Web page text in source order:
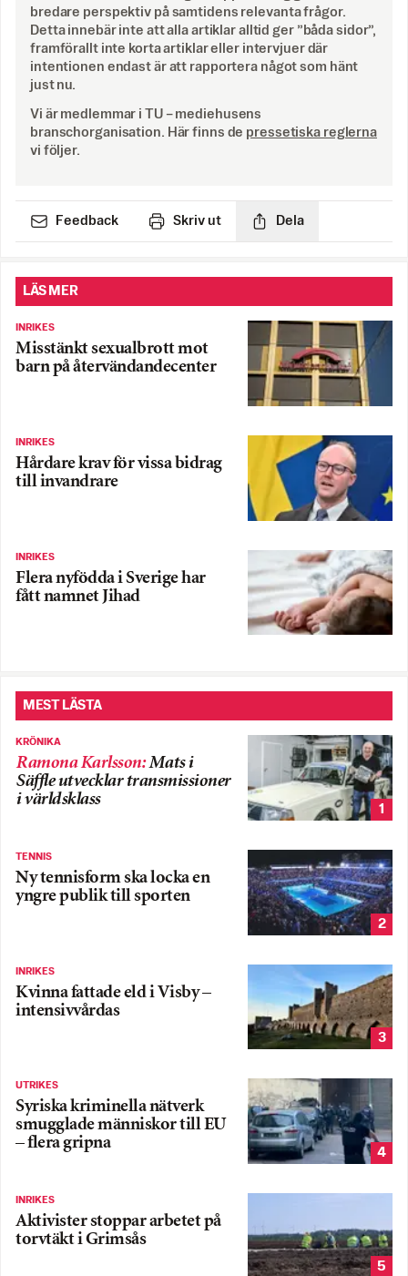
bredare perspektiv på samtidens relevanta frågor.
Detta innebär inte att alla artiklar alltid ger ”båda sidor”,
framförallt inte korta artiklar eller intervjuer där
intentionen endast är att rapportera något som hänt
just nu.
Vi är medlemmar i TU – mediehusens
branschorganisation. Här finns de pressetiska reglerna
vi följer.
Feedback Skriv ut Dela
LÄS MER
INRIKES
Misstänkt sexualbrott mot
barn på återvändandecenter
INRIKES
Hårdare krav för vissa bidrag
till invandrare
INRIKES
Flera nyfödda i Sverige har
fått namnet Jihad
MEST LÄSTA
KRÖNIKA
Ramona Karlsson:Mats i
Säffle utvecklar transmissioner
i världsklass
1
TENNIS
Ny tennisform ska locka en
yngre publik till sporten
2
INRIKES
Kvinna fattade eld i Visby –
intensivvårdas
3
UTRIKES
Syriska kriminella nätverk
smugglade människor till EU
– flera gripna
4
INRIKES
Aktivister stoppar arbetet på
torvtäkt i Grimsås
5